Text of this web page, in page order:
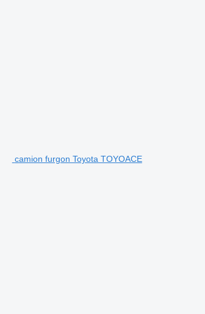
camion furgon Toyota TOYOACE